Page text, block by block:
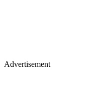
Advertisement